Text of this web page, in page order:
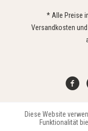
* Alle Preise
Versandkosten
Kontakt Widerrufsrecht
Funktionale
Diese Website
Funktionalität